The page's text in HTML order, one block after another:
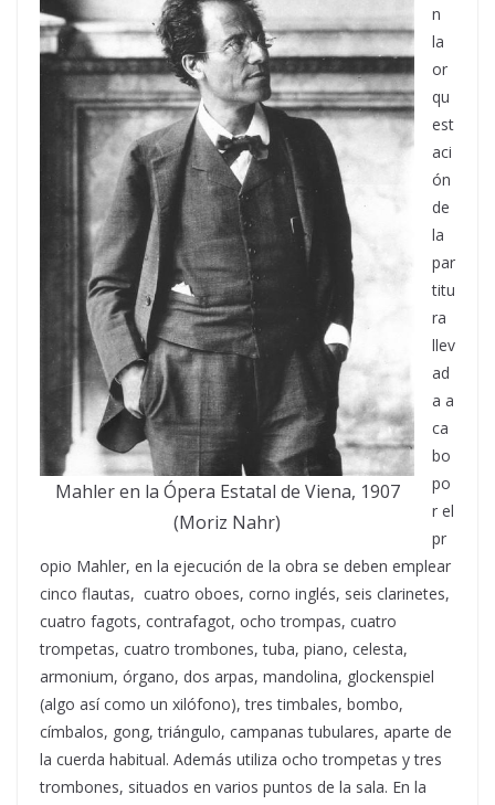
Mahler en la Ópera Estatal de Viena, 1907
(Moriz Nahr)
n
la
or
qu
est
aci
ón
de
la
par
titu
ra
llev
ad
a a
ca
bo
po
r el
pr
opio Mahler, en la ejecución de la obra se deben emplear
cinco flautas, cuatro oboes, corno inglés, seis clarinetes,
cuatro fagots, contrafagot, ocho trompas, cuatro
trompetas, cuatro trombones, tuba, piano, celesta,
armonium, órgano, dos arpas, mandolina, glockenspiel
(algo así como un xilófono), tres timbales, bombo,
címbalos, gong, triángulo, campanas tubulares, aparte de
la cuerda habitual. Además utiliza ocho trompetas y tres
trombones, situados en varios puntos de la sala. En la